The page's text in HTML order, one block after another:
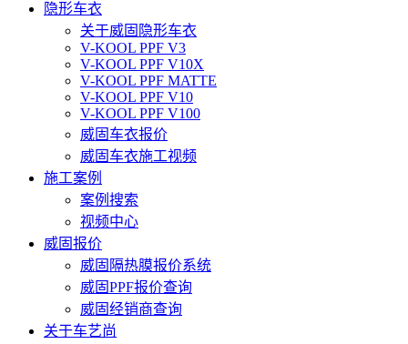
隐形车衣
关于威固隐形车衣
V-KOOL PPF V3
V-KOOL PPF V10X
V-KOOL PPF MATTE
V-KOOL PPF V10
V-KOOL PPF V100
威固车衣报价
威固车衣施工视频
施工案例
案例搜索
视频中心
威固报价
威固隔热膜报价系统
威固PPF报价查询
威固经销商查询
关于车艺尚